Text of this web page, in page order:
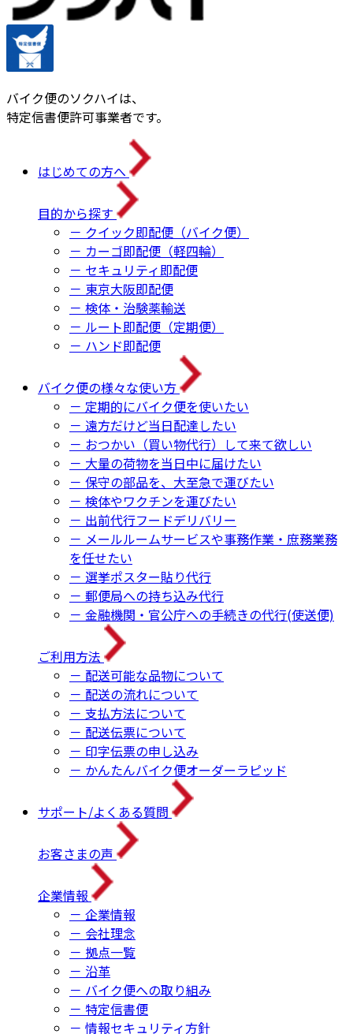
バイク便のソクハイは、
特定信書便許可事業者です。
はじめての方へ
目的から探す
－ クイック即配便（バイク便）
－ カーゴ即配便（軽四輪）
－ セキュリティ即配便
－ 東京大阪即配便
－ 検体・治験薬輸送
－ ルート即配便（定期便）
－ ハンド即配便
バイク便の様々な使い方
－ 定期的にバイク便を使いたい
－ 遠方だけど当日配達したい
－ おつかい（買い物代行）して来て欲しい
－ 大量の荷物を当日中に届けたい
－ 保守の部品を、大至急で運びたい
－ 検体やワクチンを運びたい
－ 出前代行フードデリバリー
－ メールルームサービスや事務作業・庶務業務
を任せたい
－ 選挙ポスター貼り代行
－ 郵便局への持ち込み代行
－ 金融機関・官公庁への手続きの代行(使送便)
ご利用方法
－ 配送可能な品物について
－ 配送の流れについて
－ 支払方法について
－ 配送伝票について
－ 印字伝票の申し込み
－ かんたんバイク便オーダーラピッド
サポート/よくある質問
お客さまの声
企業情報
－ 企業情報
－ 会社理念
－ 拠点一覧
－ 沿革
－ バイク便への取り組み
－ 特定信書便
－ 情報セキュリティ方針